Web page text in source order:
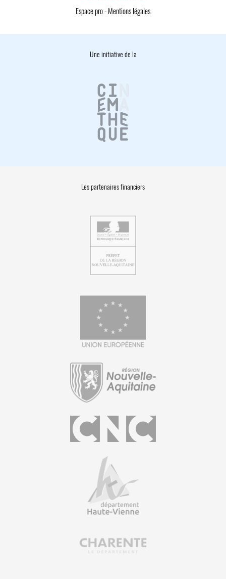
Espace pro- Mentions légales
Une initiative de la
Les partenaires financiers